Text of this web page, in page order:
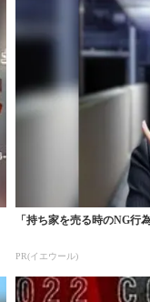
「持ち家を売る時のNG行
PR(イエウール)